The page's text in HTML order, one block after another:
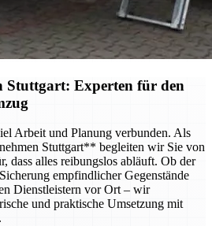
Stuttgart: Experten für den
Arbeit und Planung verbunden. Als
Stuttgart** begleiten wir Sie von
dass alles reibungslos abläuft. Ob der
empfindlicher Gegenstände
Dienstleistern vor Ort – wir
und praktische Umsetzung mit